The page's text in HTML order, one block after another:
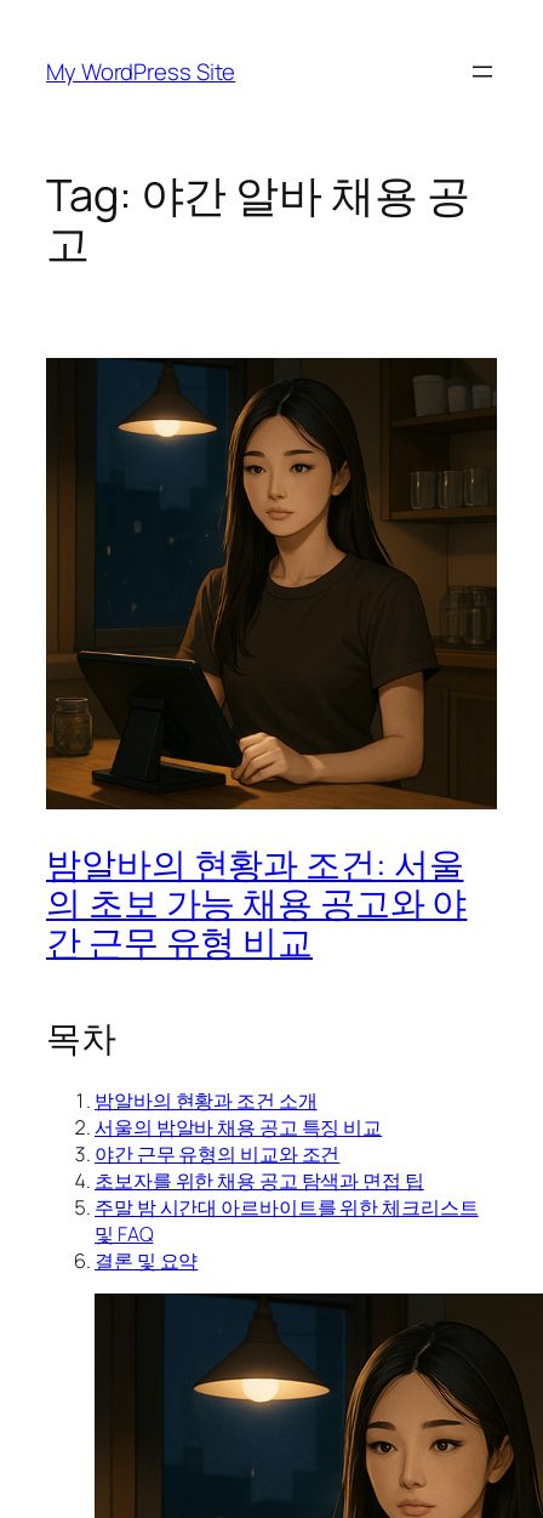
content
My WordPress Site
Tag: 야간 알바 채용 공
고
밤알바의 현황과 조건: 서울
의 초보 가능 채용 공고와 야
간 근무 유형 비교
목차
밤알바의 현황과 조건 소개
서울의 밤알바 채용 공고 특징 비교
야간 근무 유형의 비교와 조건
초보자를 위한 채용 공고 탐색과 면접 팁
주말 밤 시간대 아르바이트를 위한 체크리스트
및 FAQ
결론 및 요약